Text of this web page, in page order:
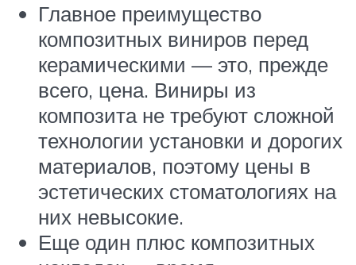
Главное преимущество
композитных виниров перед
керамическими — это, прежде
всего, цена. Виниры из
композита не требуют сложной
технологии установки и дорогих
материалов, поэтому цены в
эстетических стоматологиях на
них невысокие.
Еще один плюс композитных